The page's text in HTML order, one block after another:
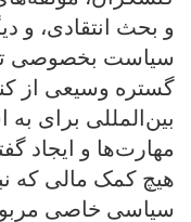
و بحث انتقادی، و
سیاست بخصوصی
گستره وسیعی از
بین‌المللی برای
مهارت‌ها و ایجاد
هیچ کمک مالی که
سیاسی خاصی